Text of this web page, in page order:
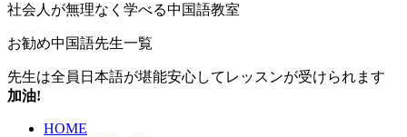
社会人が無理なく学べる中国語教室
お勧め中国語先生一覧
先生は全員日本語が堪能安心してレッスンが受けられます
加油!
HOME